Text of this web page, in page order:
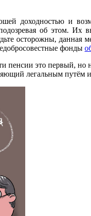
доходностью и
об этом. Их
осторожны,
фонды
пенсии это первый,
легальным путём